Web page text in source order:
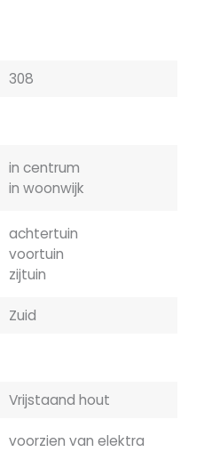
308
in centrum
in woonwijk
achtertuin
voortuin
zijtuin
Zuid
Vrijstaand hout
voorzien van elektra